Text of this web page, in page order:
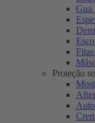
Gua
Proteção